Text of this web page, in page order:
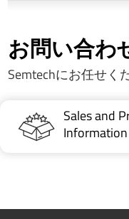
お問い合わ
Semtechにお任せく
Sales and
Information